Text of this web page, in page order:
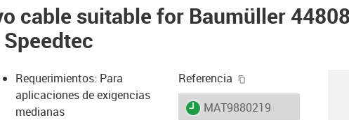
cable suitable for Baumüller
Requerimientos: Para
aplicaciones de exigencias
medianas
Referencia
igus-icon-lieferzeit
MAT9880219